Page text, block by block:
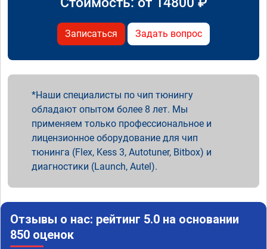
Записаться Задать вопрос
Наши специалисты по чип тюнингу
обладают опытом более 8 лет. Мы
применяем только профессиональное и
лицензионное оборудование для чип
тюнинга (Flex, Kess 3, Autotuner, Bitbox) и
диагностики (Launch, Autel).
Отзывы о нас: рейтинг 5.0 на основании
850 оценок